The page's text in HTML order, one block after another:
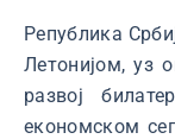
Република
Летонијом, уз
развој
економском